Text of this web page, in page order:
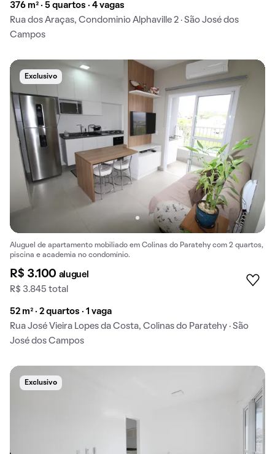
376 m² · 5 quartos · 4 vagas
Rua dos Araças, Condominio Alphaville 2 · São José dos
Campos
Exclusivo
Aluguel de apartamento mobiliado em Colinas do Paratehy com 2 quartos,
piscina e academia no condomínio.
R$ 3.100 aluguel
R$ 3.845 total
52 m² · 2 quartos · 1 vaga
Rua José Vieira Lopes da Costa, Colinas do Paratehy · São
José dos Campos
Exclusivo